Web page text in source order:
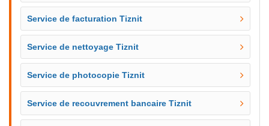
Service de facturation Tiznit
Service de nettoyage Tiznit
Service de photocopie Tiznit
Service de recouvrement bancaire Tiznit